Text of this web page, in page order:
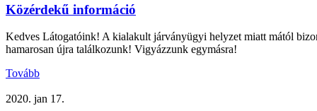
Közérdekű információ
Kedves Látogatóink! A kialakult járványügyi helyzet miatt mától
hamarosan újra találkozunk! Vigyázzunk egymásra!
Tovább
2020. jan 17.